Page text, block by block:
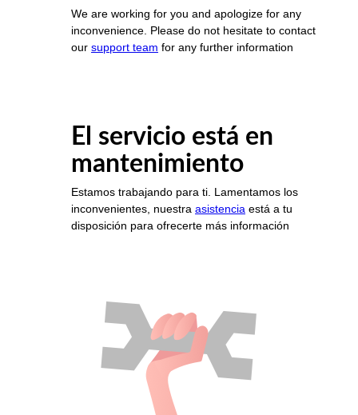
We are working for you and apologize for any
inconvenience. Please do not hesitate to contact
our support team for any further information
El servicio está en
mantenimiento
Estamos trabajando para ti. Lamentamos los
inconvenientes, nuestra asistencia está a tu
disposición para ofrecerte más información